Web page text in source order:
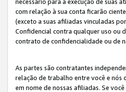
com relação à sua conta ficarão
(exceto a suas afiliadas vinculadas
Confidencial contra qualquer uso ou
contrato de confidencialidade ou de
As partes são contratantes
relação de trabalho entre você e nós
em nome de nossas afiliadas. Se